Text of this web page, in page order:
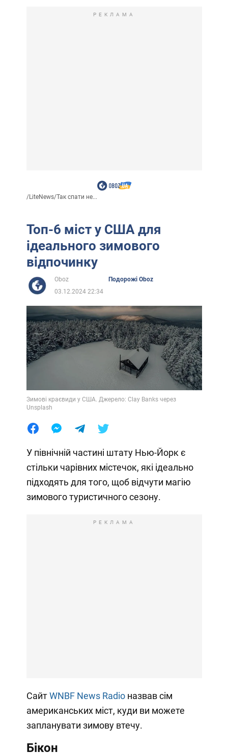
РЕКЛАМА
/LiteNews/Так спати не...
Топ-6 міст у США для
ідеального зимового
відпочинку
Oboz
Подорожі Oboz
03.12.2024 22:34
Зимові краєвиди у США. Джерело: Clay Banks через
Unsplash
У північній частині штату Нью-Йорк є
стільки чарівних містечок, які ідеально
підходять для того, щоб відчути магію
зимового туристичного сезону.
РЕКЛАМА
СайтWNBF News Radioназвав сім
американських міст, куди ви можете
запланувати зимову втечу.
Бікон